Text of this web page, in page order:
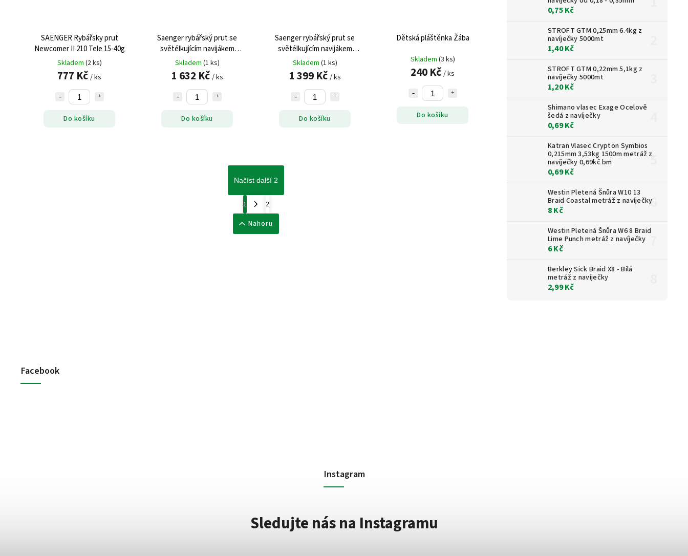
0,75 Kč
STROFT GTM 0,25mm 6.4kg z
navíječky 5000mt
1,40 Kč
STROFT GTM 0,22mm 5,1kg z
navíječky 5000mt
1,20 Kč
Shimano vlasec Exage Ocelově
šedá z navíječky
0,69 Kč
Katran Vlasec Crypton Symbios
0,215mm 3,53kg 1500m metráž z
navíječky 0,69kč bm
0,69 Kč
Westin Pletená Šnůra W10 13
Braid Coastal metráž z navíječky
8 Kč
Westin Pletená Šnůra W6 8 Braid
Lime Punch metráž z navíječky
6 Kč
Berkley Sick Braid X8 - Bílá
metráž z navíječky
2,99 Kč
SAENGER Rybářsky prut
Newcomer II 210 Tele 15-40g
Skladem (2 ks)
777 Kč / ks
Do košíku
Saenger rybářský prut se
světélkujícím navijákem
Flashlight Stick 80
Skladem (1 ks)
1 632 Kč / ks
Do košíku
Saenger rybářský prut se
světélkujícím navijákem
Flashlight Stick 40
Skladem (1 ks)
1 399 Kč / ks
Do košíku
Dětská pláštěnka Žába
Skladem (3 ks)
240 Kč / ks
Do košíku
Načíst další 2
1
2
Nahoru
Facebook
Instagram
Sledujte nás na Instagramu